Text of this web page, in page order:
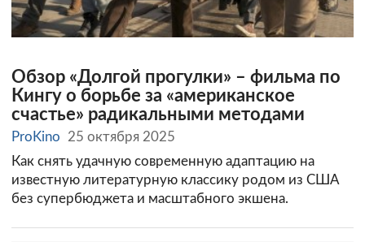
Обзор «Долгой прогулки» – фильма по
Кингу о борьбе за «американское
счастье» радикальными методами
ProKino
25 октября 2025
Как снять удачную современную адаптацию на
известную литературную классику родом из США
без супербюджета и масштабного экшена.